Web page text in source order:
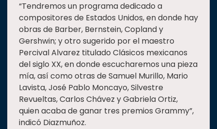
“Tendremos un programa dedicado a
compositores de Estados Unidos, en donde hay
obras de Barber, Bernstein, Copland y
Gershwin; y otro sugerido por el maestro
Percival Alvarez titulado Clásicos mexicanos
del siglo XX, en donde escucharemos una pieza
mía, así como otras de Samuel Murillo, Mario
Lavista, José Pablo Moncayo, Silvestre
Revueltas, Carlos Chávez y Gabriela Ortiz,
quien acaba de ganar tres premios Grammy”,
indicó Diazmuñoz.